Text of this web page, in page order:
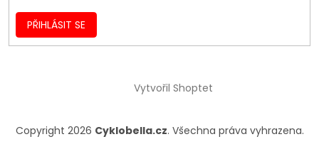
PŘIHLÁSIT SE
Vytvořil Shoptet
Copyright 2026 Cyklobella.cz. Všechna práva vyhrazena.